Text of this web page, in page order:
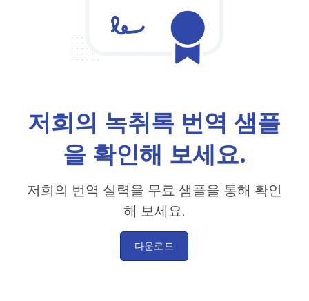
저희의 녹취록 번역 샘플
을 확인해 보세요.
저희의 번역 실력을 무료 샘플을 통해 확인
해 보세요.
다운로드